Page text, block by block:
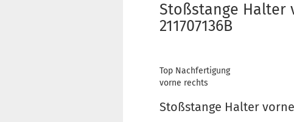
Stoßstange Halter
211707136B
Top Nachfertigung
vorne rechts
Stoßstange Halter vorne